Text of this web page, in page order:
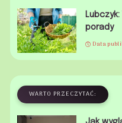
porady
Data
WARTO PRZECZYTAĆ: